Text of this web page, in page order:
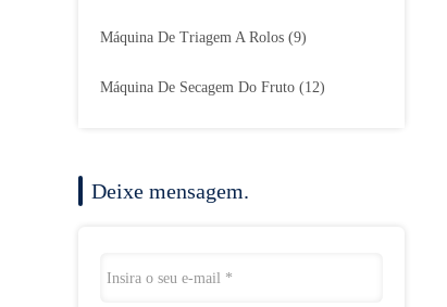
Máquina De Triagem A Rolos (9)
Máquina De Secagem Do Fruto (12)
Deixe mensagem.